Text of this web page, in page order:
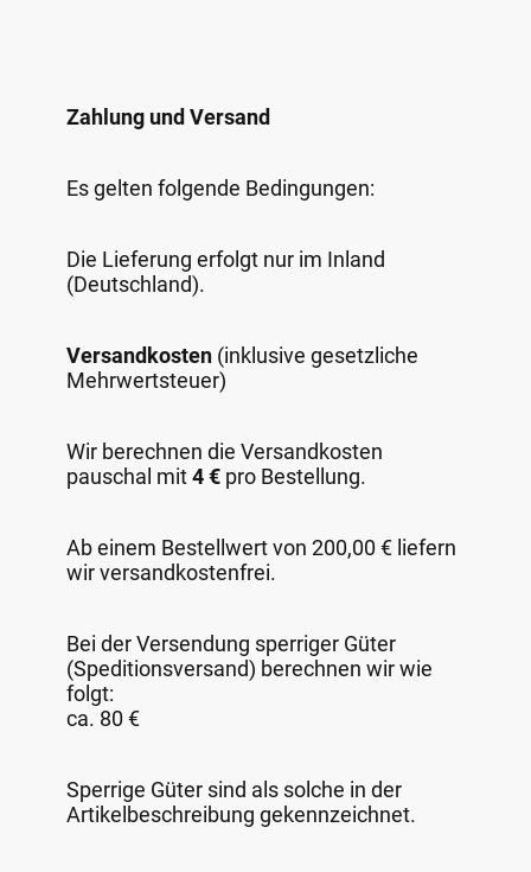
Zahlung und Versand
Es gelten folgende Bedingungen:
Die Lieferung erfolgt nur im Inland
(Deutschland).
Versandkosten (inklusive gesetzliche
Mehrwertsteuer)
Wir berechnen die Versandkosten
pauschal mit4 € pro Bestellung.
Ab einem Bestellwert von 200,00 € liefern
wir versandkostenfrei.
Bei der Versendung sperriger Güter
(Speditionsversand) berechnen wir wie
folgt:
ca. 80 €
Sperrige Güter sind als solche in der
Artikelbeschreibung gekennzeichnet.